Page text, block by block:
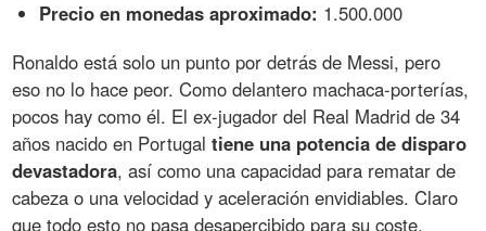
Precio en monedas aproximado: 1.500.000
Ronaldo está solo un punto por detrás de Messi, pero
eso no lo hace peor. Como delantero machaca-porterías,
pocos hay como él. El ex-jugador del Real Madrid de 34
años nacido en Portugaltiene una potencia de disparo
devastadora, así como una capacidad para rematar de
cabeza o una velocidad y aceleración envidiables. Claro
que todo esto no pasa desapercibido para su coste,